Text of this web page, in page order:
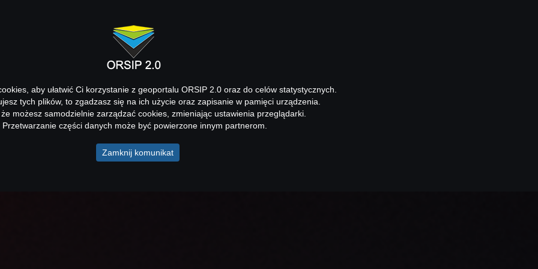
aby ułatwić Ci korzystanie z geoportalu ORSIP 2.0 oraz do celów statystycznych.
tych plików, to zgadzasz się na ich użycie oraz zapisanie w pamięci urządzenia.
możesz samodzielnie zarządzać cookies, zmieniając ustawienia przeglądarki.
Przetwarzanie części danych może być powierzone innym partnerom.
Zamknij komunikat